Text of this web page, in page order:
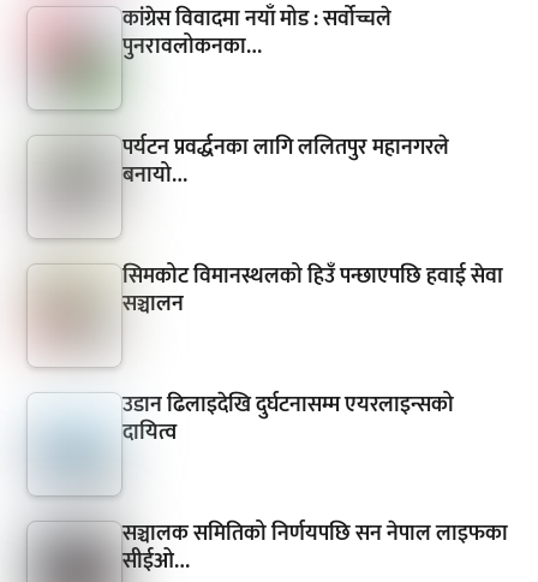
कांग्रेस विवादमा नयाँ मोड : सर्वोच्चले
पुनरावलोकनका…
पर्यटन प्रवर्द्धनका लागि ललितपुर महानगरले
बनायो…
सिमकोट विमानस्थलको हिउँ पन्छाएपछि हवाई सेवा
सञ्चालन
उडान ढिलाइदेखि दुर्घटनासम्म एयरलाइन्सको
दायित्व
सञ्चालक समितिको निर्णयपछि सन नेपाल लाइफका
सीईओ…